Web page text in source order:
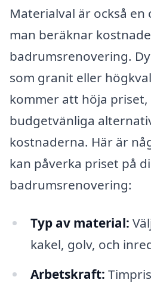
Materialval är också
man beräknar
badrumsrenovering.
som granit eller
kommer att höja
budgetvänliga
kostnaderna. Här är
kan påverka priset på
badrumsrenovering:
Typ av material:
kakel, golv, och
Arbetskraft: